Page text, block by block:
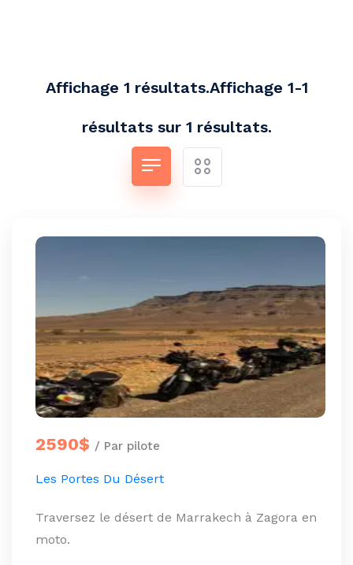
Affichage 1 résultats.Affichage 1-1
résultats sur 1 résultats.
2590$ / Par pilote
Les Portes Du Désert
Traversez le désert de Marrakech à Zagora en
moto.